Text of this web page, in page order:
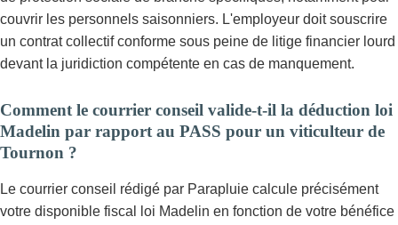
couvrir les personnels saisonniers. L'employeur doit souscrire
un contrat collectif conforme sous peine de litige financier lourd
devant la juridiction compétente en cas de manquement.
Comment le courrier conseil valide-t-il la déduction loi
Madelin par rapport au PASS pour un viticulteur de
Tournon ?
Le courrier conseil rédigé par Parapluie calcule précisément
votre disponible fiscal loi Madelin en fonction de votre bénéfice